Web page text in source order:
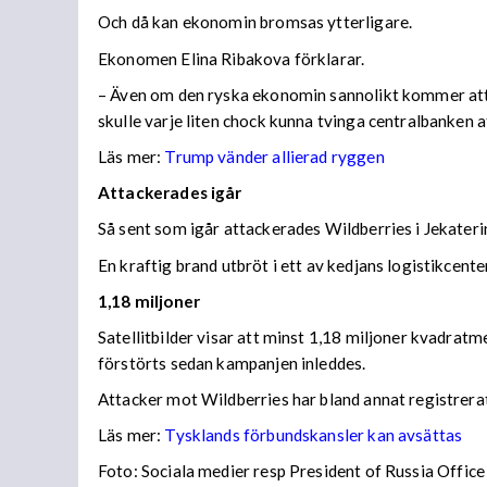
Och då kan ekonomin bromsas ytterligare.
Ekonomen Elina Ribakova förklarar.
– Även om den ryska ekonomin sannolikt kommer
skulle varje liten chock kunna tvinga
Läs mer: Trump vänder allierad ryggen
Attackerades igår
Så sent som igår attackerades Wildberries i
En kraftig brand utbröt i ett av kedjans
1,18 miljoner
Satellitbilder visar att minst 1,18 miljoner
förstörts sedan kampanjen inleddes.
Attacker mot Wildberries har bland annat
Läs mer: Tysklands förbundskansler kan avsättas
Foto: Sociala medier resp President of Russia Office